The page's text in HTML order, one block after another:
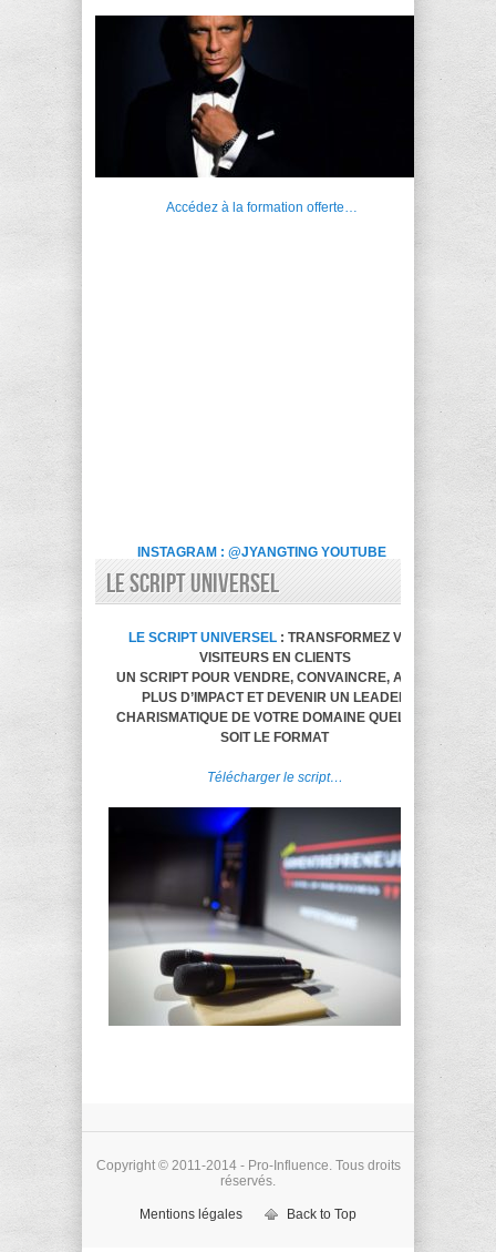
Accédez à la formation offerte…
INSTAGRAM : @JYANGTING YOUTUBE
LE SCRIPT UNIVERSEL
LE SCRIPT UNIVERSEL : TRANSFORMEZ VOS
VISITEURS EN CLIENTS
UN SCRIPT POUR VENDRE, CONVAINCRE, AVOIR
PLUS D’IMPACT ET DEVENIR UN LEADER
CHARISMATIQUE DE VOTRE DOMAINE QUELQUE
SOIT LE FORMAT
Télécharger le script…
Copyright © 2011-2014 - Pro-Influence. Tous droits
réservés.
Mentions légales Back to Top